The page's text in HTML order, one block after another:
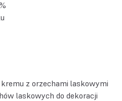
z orzechami laskowymi
laskowych do dekoracji